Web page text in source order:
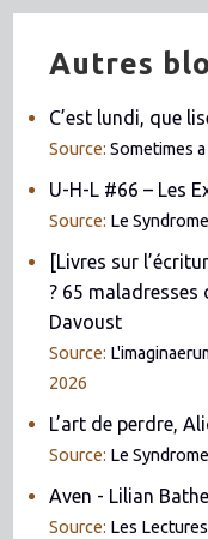
Autres
C’est lundi, que
Source:Sometimes
U-H-L #66 – Les
Source: Le
[Livres sur
? 65 maladresses
Davoust
Source:
2026
L’art de perdre,
Source: Le
Aven - Lilian
Source: Les